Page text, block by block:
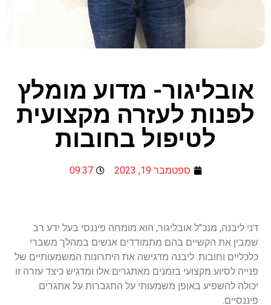
אובליגור- מדוע מומלץ
לפנות לעזרה מקצועית
לטיפול בחובות
ספטמבר 19, 2023 09:37
דני ליבנה, מנכ"ל אובליגור, הוא מומחה פיננסי בעל ידע רב
שמבין את הקשיים בהם מתמודדים אנשים במהלך משברי
כלכליים וחובות. ליבנה מדגישה את היתרונות המשמעותיים של
פנייה לסיוע מקצועי בזמנים מאתגרים אלו ומדגיש כיצד עזרה זו
יכולה להשפיע באופן משמעותי על התגברות על אתגרים
פיננסיים.